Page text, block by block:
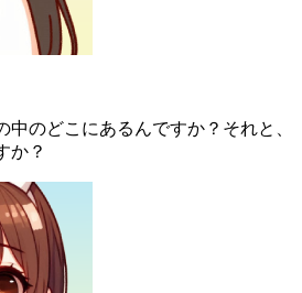
中のどこにあるんですか？それと、
か？